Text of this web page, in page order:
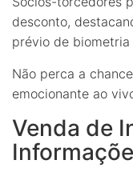
desconto,
prévio de
Não perca a
emocionante ao
Venda de